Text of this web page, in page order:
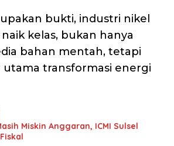
bukti, industri nikel
kelas, bukan hanya
bahan mentah, tetapi
transformasi energi
Miskin Anggaran, ICMI Sulsel